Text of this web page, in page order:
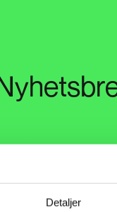
Detaljer
nyhetsbrev kommer